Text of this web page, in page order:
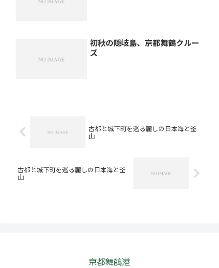
初秋の隠岐島、京都舞鶴クルー
ズ
古都と城下町を巡る麗しの日本海と釜
山
古都と城下町を巡る麗しの日本海と釜
山